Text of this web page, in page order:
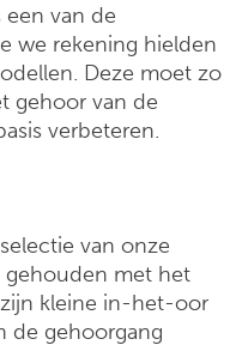
van de
we rekening hielden
Deze moet zo
gehoor van de
verbeteren.
van onze
met het
kleine in-het-oor
de gehoorgang